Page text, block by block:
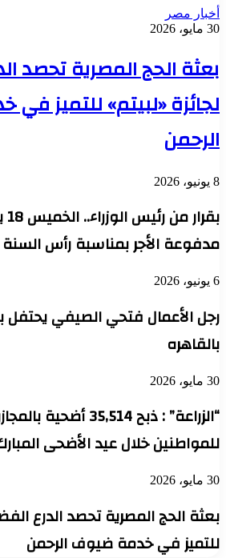
أخبار مصر
30 مايو، 2026
بعثة الحج المصرية تحصد
لجائزة «لبيتم» للتميز
الرحمن
8 يونيو، 2026
مدفوعة الأجر بمناسبة رأس السنة
6 يونيو، 2026
رجل الأعمال فتحي الصيفي يحتفل
بالقاهره
30 مايو، 2026
“الزراعة” : ذبح 35,514
للمواطنين خلال عيد الأضحى
30 مايو، 2026
بعثة الحج المصرية تحصد الدرع
للتميز في خدمة ضيوف الرحمن